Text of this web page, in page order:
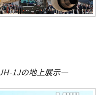
1Jの地上展示―